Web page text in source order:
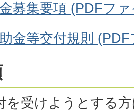
募集要項 (PDFフ
金等交付規則
を受けようとする